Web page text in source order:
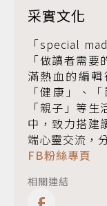
采實文化
「special
「做讀者需
滿熱血的編
「健康」、
「親子」等
中，致力搭建
端心靈交流，
FB粉絲專頁
相關連結